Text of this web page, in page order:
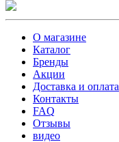
О магазине
Каталог
Бренды
Акции
Доставка и оплата
Контакты
FAQ
Отзывы
видео